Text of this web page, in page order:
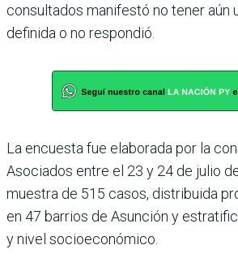
consultados manifestó no tener aún
definida o no respondió.
La encuesta fue elaborada por la
Asociados entre el 23 y 24 de julio
muestra de 515 casos, distribuida
en 47 barrios de Asunción y
y nivel socioeconómico.